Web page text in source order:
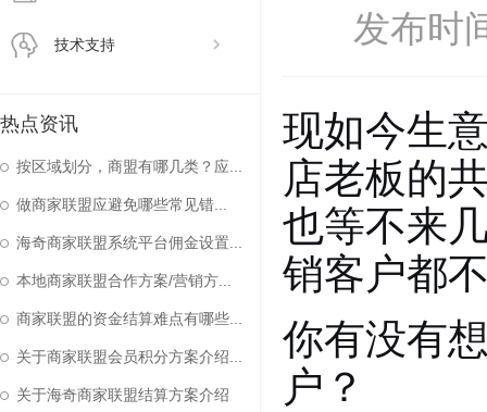
技术支持
热点资讯
按区域划分，商盟有哪几类？应...
做商家联盟应避免哪些常见错...
海奇商家联盟系统平台佣金设置...
本地商家联盟合作方案/营销方...
商家联盟的资金结算难点有哪些...
关于商家联盟会员积分方案介绍...
关于海奇商家联盟结算方案介绍
发布时
现如今生
店老板的
也等不来
销客户都
你有没有
户？